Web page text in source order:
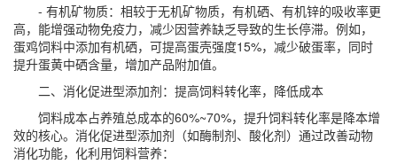
- 有机矿物质：相较于无机矿物质，有机硒、有机锌的吸收率更
高，能增强动物免疫力，减少因营养缺乏导致的生长停滞。例如，
蛋鸡饲料中添加有机硒，可提高蛋壳强度15%，减少破蛋率，同时
提升蛋黄中硒含量，增加产品附加值。
二、消化促进型添加剂：提高饲料转化率，降低成本
饲料成本占养殖总成本的60%~70%，提升饲料转化率是降本增
效的核心。消化促进型添加剂（如酶制剂、酸化剂）通过改善动物
消化功能，化利用饲料营养：